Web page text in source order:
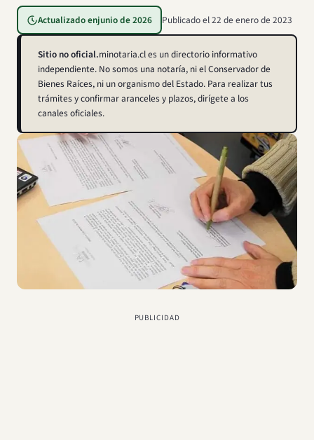
Actualizado enjunio de 2026 Publicado el22 de enero de 2023
Sitio no oficial.minotaria.cl es un directorio informativo
independiente. No somos una notaría, ni el Conservador de
Bienes Raíces, ni un organismo del Estado. Para realizar tus
trámites y confirmar aranceles y plazos, dirígete a los
canales oficiales.
PUBLICIDAD